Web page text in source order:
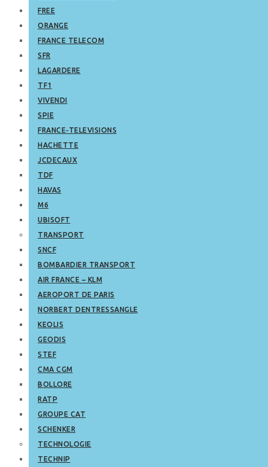
FREE
ORANGE
FRANCE TELECOM
SFR
LAGARDERE
TF1
VIVENDI
SPIE
FRANCE-TELEVISIONS
HACHETTE
JCDECAUX
TDF
HAVAS
M6
UBISOFT
TRANSPORT
SNCF
BOMBARDIER TRANSPORT
AIR FRANCE – KLM
AEROPORT DE PARIS
NORBERT DENTRESSANGLE
KEOLIS
GEODIS
STEF
CMA CGM
BOLLORE
RATP
GROUPE CAT
SCHENKER
TECHNOLOGIE
TECHNIP